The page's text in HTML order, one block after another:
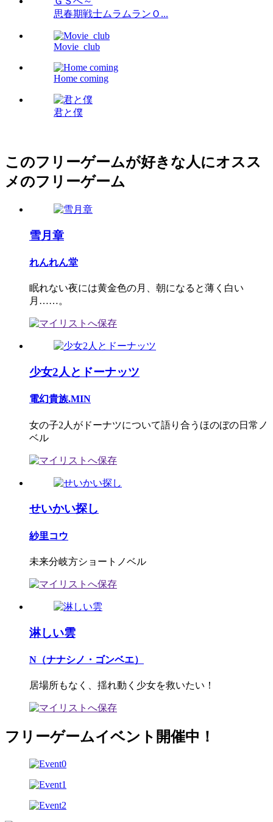
思春期戦士ムラムランＯ...
Movie_club
Home coming
君と僕
このフリーゲームが好きな人にオスス
メのフリーゲーム
雪月章
れんれん堂
眠れない夜には黄金色の月、朝になると薄く白い
月……。
少女2人とドーナッツ
電幻貴族.MIN
女の子2人がドーナツについて語り合うほのぼの日常ノ
ベル
せいかい探し
紗里コウ
未来分岐方ショートノベル
淋しい雲
N（ナナシノ・ゴンベエ）
居場所もなく、揺れ動く少女を救いたい！
フリーゲームイベント開催中！